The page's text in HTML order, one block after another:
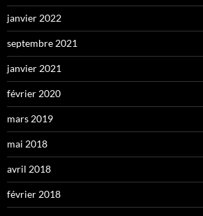
janvier 2022
septembre 2021
janvier 2021
février 2020
mars 2019
mai 2018
avril 2018
février 2018